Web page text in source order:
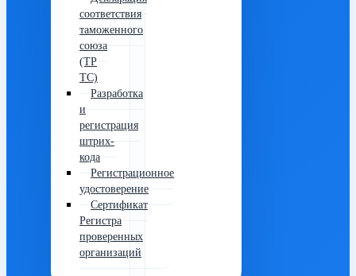
соответствия
таможенного
союза
(ТР
ТС)
Разработка
и
регистрация
штрих-
кода
Регистрационное
удостоверение
Сертификат
Регистра
проверенных
организаций